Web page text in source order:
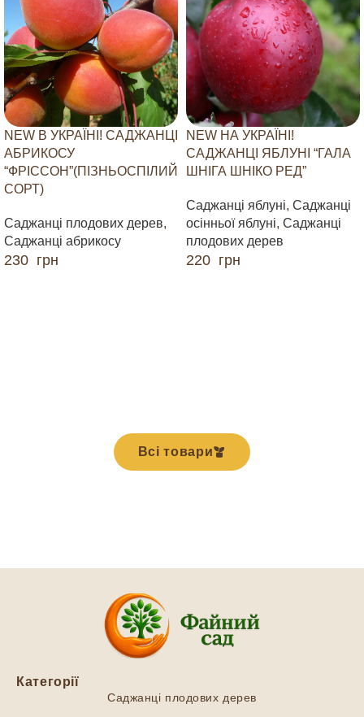
NEW В УКРАЇНІ! САДЖАНЦІ
АБРИКОСУ
“ФРІССОН”(ПІЗНЬОСПІЛИЙ
СОРТ)
Саджанці плодових дерев,
Саджанці абрикосу
230 грн
NEW НА УКРАЇНІ!
САДЖАНЦІ ЯБЛУНІ “ГАЛА
ШНІГА ШНІКО РЕД”
Саджанці яблуні, Саджанці
осінньої яблуні, Саджанці
плодових дерев
220 грн
Всі товари
Категорії
Саджанці плодових дерев